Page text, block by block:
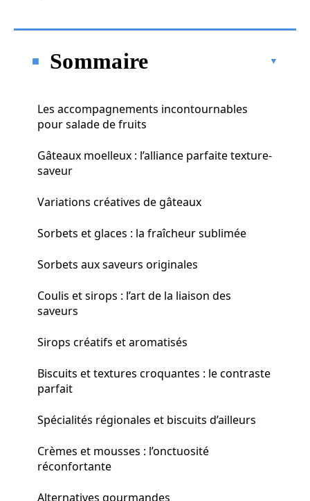
Sommaire
Les accompagnements incontournables
pour salade de fruits
Gâteaux moelleux : l’alliance parfaite texture-
saveur
Variations créatives de gâteaux
Sorbets et glaces : la fraîcheur sublimée
Sorbets aux saveurs originales
Coulis et sirops : l’art de la liaison des
saveurs
Sirops créatifs et aromatisés
Biscuits et textures croquantes : le contraste
parfait
Spécialités régionales et biscuits d’ailleurs
Crèmes et mousses : l’onctuosité
réconfortante
Alternatives gourmandes